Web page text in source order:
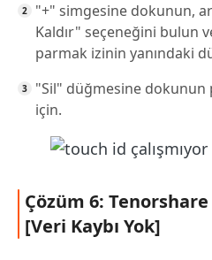
"+" simgesine dokunun,
Kaldır" seçeneğini bulun
parmak izinin yanındaki
"Sil" düğmesine dokunun
için.
Çözüm 6:
[Veri Kaybı Yok]